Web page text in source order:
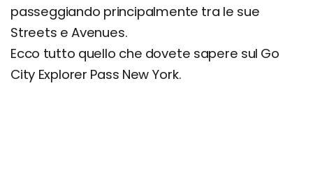
passeggiando principalmente tra le sue
Streets e Avenues.
Ecco tutto quello che dovete sapere sul Go
City Explorer Pass New York.